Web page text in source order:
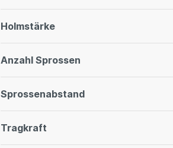
Holmstärke
Anzahl Sprossen
Sprossenabstand
Tragkraft